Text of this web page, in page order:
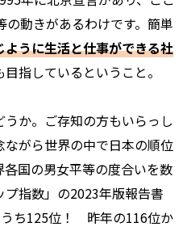
動きがあるわけです。簡単
うに生活と仕事ができる社
指しているということ。
か。ご存知の方もいらっし
がら世界の中で日本の順位
国の男女平等の度合いを数
指数」の2023年版報告書
ち125位！ 昨年の116位か